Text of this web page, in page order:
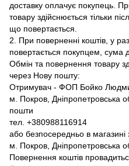
доставку оплачує покупець.
товару здійснюється тільки
що повертається.
2. При поверненні коштів, у
повертається покупцем, сума
Обмін та повернення товару
через Нову пошту:
Отримувач - ФОП Бойко
м. Покров, Дніпропетровська
пошти
тел. +380988116914
або безпосередньо в
м. Покров, Дніпропетровська
Повернення коштів